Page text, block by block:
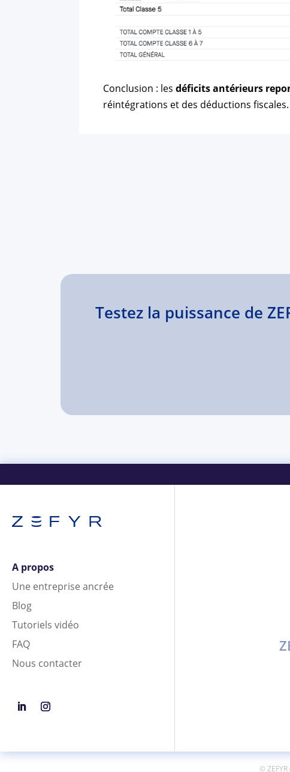
Conclusion : lesdéficits antérieurs
réintégrations et des déductions fiscales.
Testez la puissance de
A propos
Une entreprise ancrée
Blog
Tutoriels vidéo
FAQ
Nous contacter
©